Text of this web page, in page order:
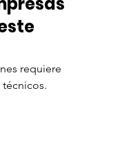
requiere